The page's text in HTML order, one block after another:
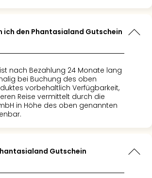
ich den Phantasialand Gutschein
nach Bezahlung 24 Monate lang
bei Buchung des oben
vorbehaltlich Verfügbarkeit,
Reise vermittelt durch die
in Höhe des oben genannten
Gutschein